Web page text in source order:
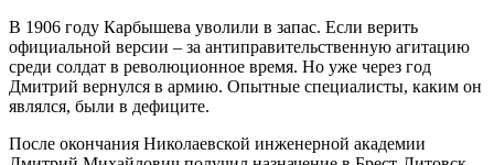
В 1906 году Карбышева уволили в запас. Если верить
официальной версии – за антиправительственную агитацию
среди солдат в революционное время. Но уже через год
Дмитрий вернулся в армию. Опытные специалисты, каким он
являлся, были в дефиците.
После окончания Николаевской инженерной академии